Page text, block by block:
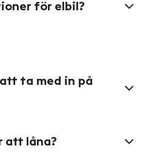
för elbil?
ta med in på
att låna?